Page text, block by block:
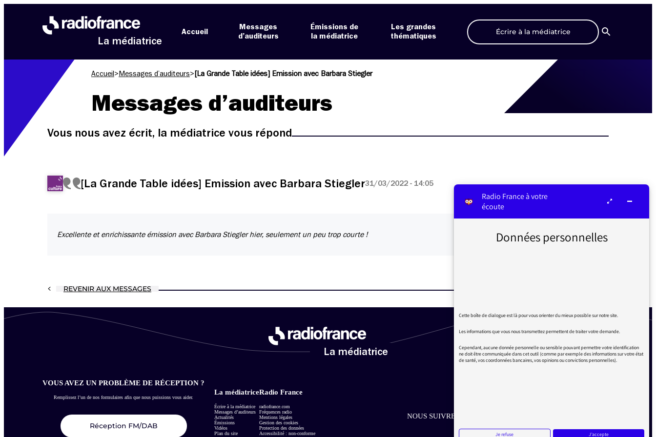
La médiatrice
Accueil
Messages
d’auditeurs
Émissions de
la médiatrice
Les grandes
thématiques
Écrire à la médiatrice
Recherche
Accueil > Messages d’auditeurs> [La Grande Table idées] Emission avec Barbara Stiegler
Messages d’auditeurs
Vous nous avez écrit, la médiatrice vous répond
[La Grande Table idées] Emission avec Barbara Stiegler31/03/2022 - 14:05
Excellente et enrichissante émission avec Barbara Stiegler hier, seulement un peu trop courte !
REVENIR AUX MESSAGES
La médiatrice
VOUS AVEZ UN PROBLÈME DE RÉCEPTION ?
Remplissez l’un de nos formulaires afin que nous puissions vous aider.
Réception FM/DAB
La médiatrice
Écrire à la médiatrice
Messages d’auditeurs
Actualités
Émissions
Vidéos
Plan du site
Radio France
radiofrance.com
Fréquences radio
Mentions légales
Gestion des cookies
Protection des données
Accessibilité : non-conforme
NOUS SUIVRE SUR LES RÉSEAUX
Radio France à votre
écoute
Données personnelles
Cette boîte de dialogue est là pour vous orienter du mieux possible sur notre site.
Les informations que vous nous transmettez permettent de traiter votre demande.
Cependant, aucune donnée personnelle ou sensible pouvant permettre votre identification
ne doit être communiquée dans cet outil (comme par exemple des informations sur votre état
de santé, vos coordonnées bancaires, vos opinions ou convictions personnelles).
Je refuse J'accepte